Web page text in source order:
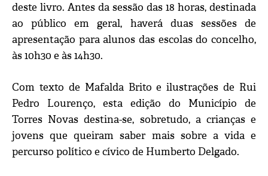
deste livro. Antes da sessão das 18 horas, destinada
ao público em geral, haverá duas sessões de
apresentação para alunos das escolas do concelho,
às 10h30 e às 14h30.
Com texto de Mafalda Brito e ilustrações de Rui
Pedro Lourenço, esta edição do Município de
Torres Novas destina-se, sobretudo, a crianças e
jovens que queiram saber mais sobre a vida e
percurso político e cívico de Humberto Delgado.